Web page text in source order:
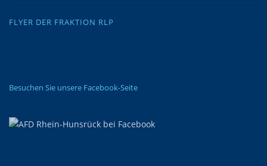
FLYER DER FRAKTION RLP
Besuchen Sie unsere Facebook-Seite